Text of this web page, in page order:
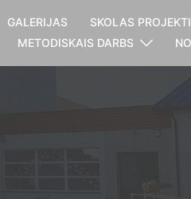
GALERIJAS SKOLAS PROJEKTI
METODISKAIS DARBS